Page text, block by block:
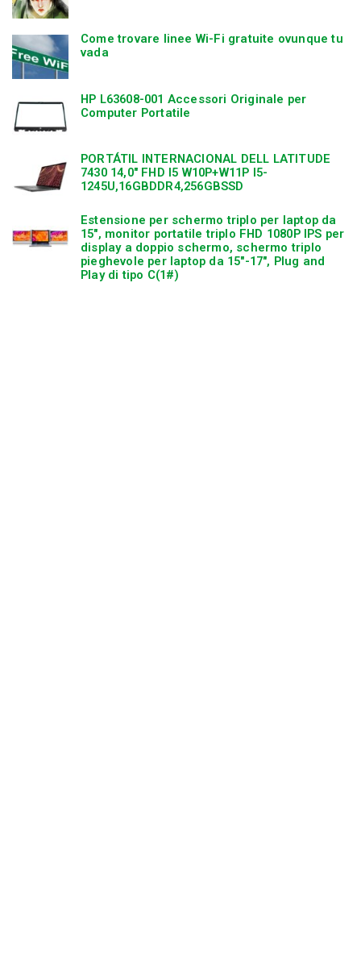
Come trovare linee Wi-Fi gratuite ovunque tu
vada
HP L63608-001 Accessori Originale per
Computer Portatile
PORTÁTIL INTERNACIONAL DELL LATITUDE
7430 14,0″ FHD I5 W10P+W11P I5-
1245U,16GBDDR4,256GBSSD
Estensione per schermo triplo per laptop da
15″, monitor portatile triplo FHD 1080P IPS per
display a doppio schermo, schermo triplo
pieghevole per laptop da 15″-17″, Plug and
Play di tipo C(1#)